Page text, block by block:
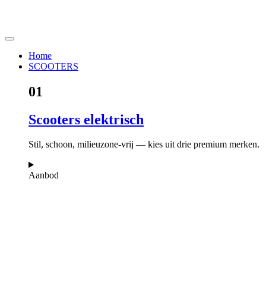
Home
SCOOTERS
01
Scooters elektrisch
Stil, schoon, milieuzone-vrij — kies uit drie premium merken.
Aanbod